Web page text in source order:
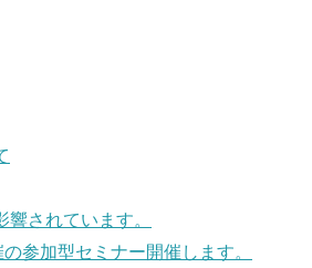
されています。
参加型セミナー開催します。